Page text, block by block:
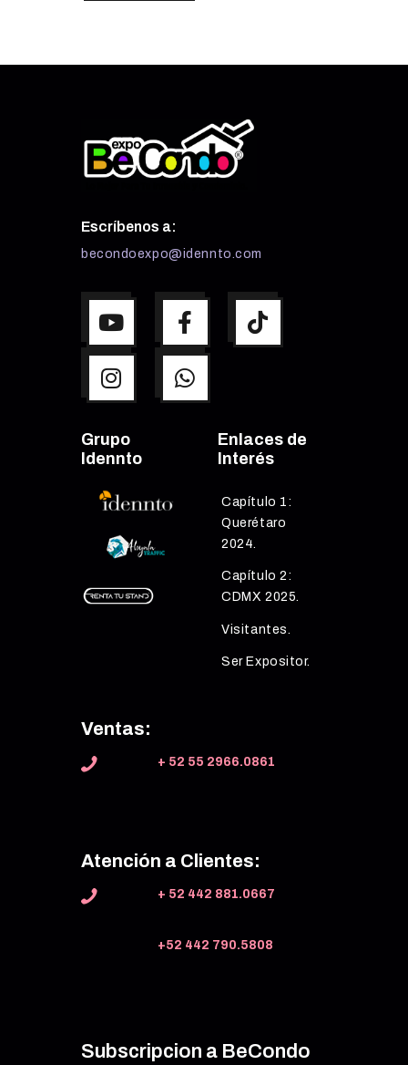
Escríbenos a:
becondoexpo@idennto.com
Grupo
Idennto
Enlaces de
Interés
Capítulo 1:
Querétaro
2024.
Capítulo 2:
CDMX 2025.
Visitantes.
Ser Expositor.
Ventas:
+ 52 55 2966.0861
Atención a Clientes:
+ 52 442 881.0667
+52 442 790.5808
Subscripcion a BeCondo